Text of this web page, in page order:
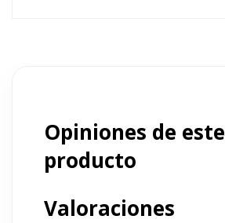
Opiniones de este
producto
Valoraciones